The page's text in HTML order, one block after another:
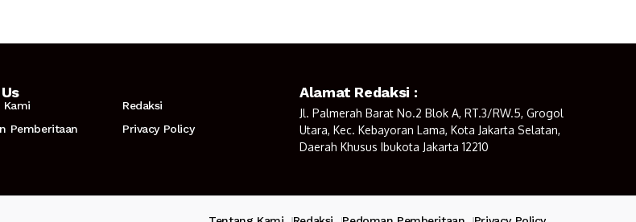
Kami
Redaksi
Pemberitaan
Privacy Policy
Alamat Redaksi :
Jl. Palmerah Barat No.2 Blok A, RT.3/RW.5, Grogol
Utara, Kec. Kebayoran Lama, Kota Jakarta Selatan,
Daerah Khusus Ibukota Jakarta 12210